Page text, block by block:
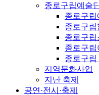
종로구립예술
종로구
종로구
종로구
종로구
종로구
지역문화사업
지난 축제
공연·전시·축제